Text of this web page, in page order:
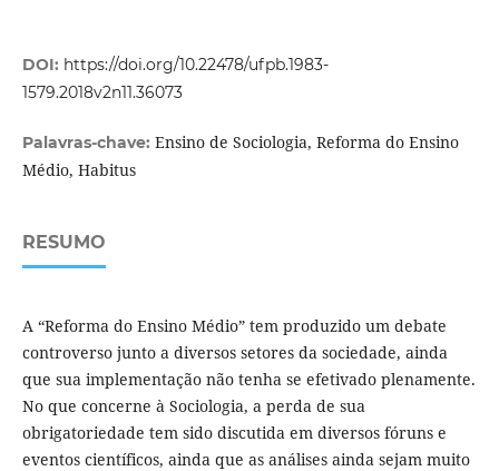
DOI: https://doi.org/10.22478/ufpb.1983-
1579.2018v2n11.36073
Palavras-chave: Ensino de Sociologia, Reforma do Ensino
Médio, Habitus
RESUMO
A “Reforma do Ensino Médio” tem produzido um debate
controverso junto a diversos setores da sociedade, ainda
que sua implementação não tenha se efetivado plenamente.
No que concerne à Sociologia, a perda de sua
obrigatoriedade tem sido discutida em diversos fóruns e
eventos científicos, ainda que as análises ainda sejam muito